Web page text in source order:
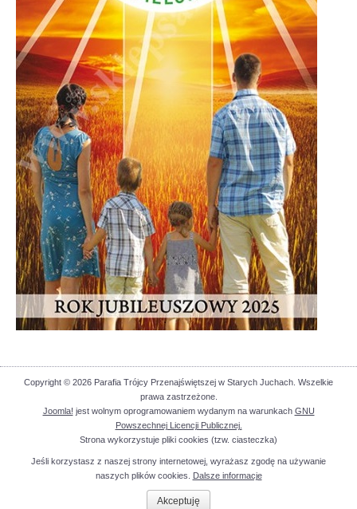
Copyright © 2026 Parafia Trójcy Przenajświętszej w Starych Juchach. Wszelkie
prawa zastrzeżone.
Joomla! jest wolnym oprogramowaniem wydanym na warunkach GNU
Powszechnej Licencji Publicznej.
Strona wykorzystuje pliki cookies (tzw. ciasteczka)
Jeśli korzystasz z naszej strony internetowej, wyrażasz zgodę na używanie
naszych plików cookies.
Dalsze informacje
Akceptuję